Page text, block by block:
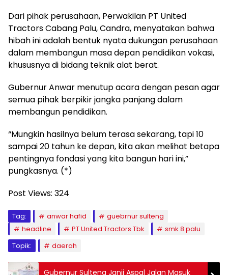
Dari pihak perusahaan, Perwakilan PT United
Tractors Cabang Palu, Candra, menyatakan bahwa
hibah ini adalah bentuk nyata dukungan perusahaan
dalam membangun masa depan pendidikan vokasi,
khususnya di bidang teknik alat berat.
Gubernur Anwar menutup acara dengan pesan agar
semua pihak berpikir jangka panjang dalam
membangun pendidikan.
“Mungkin hasilnya belum terasa sekarang, tapi 10
sampai 20 tahun ke depan, kita akan melihat betapa
pentingnya fondasi yang kita bangun hari ini,”
pungkasnya. (*)
Post Views: 324
Tag: anwar hafid
guebrnur sulteng
headline
PT United Tractors Tbk
smk 8 palu
Topik:
daerah
Gubernur Sulteng Janji Aspal Jalan Masuk